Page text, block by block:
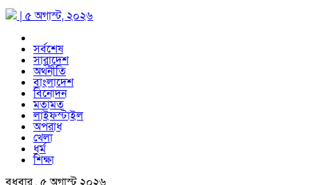
| ৫ অগাস্ট, ২০২৬
সর্বশেষ
সারাদেশ
অর্থনীতি
বাংলাদেশ
বিনোদন
মতামত
লাইফস্টাইল
অপরাধ
খেলা
ধর্ম
শিক্ষা